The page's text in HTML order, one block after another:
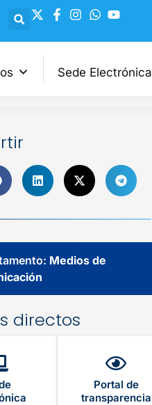
Sede Electrónica
Medios de
directos
Portal de
transparencia